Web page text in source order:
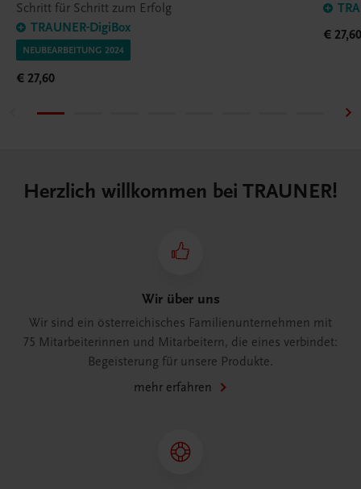
Schritt für Schritt zum Erfolg
TRAUNER-DigiBox
NEUBEARBEITUNG 2024
€ 27,60
€
Herzlich willkommen bei TRAUNER!
Wir über uns
Wir sind ein österreichisches Familienunternehmen mit
75 Mitarbeiterinnen und Mitarbeitern, die eines verbindet:
Begeisterung für unsere Produkte.
mehr erfahren